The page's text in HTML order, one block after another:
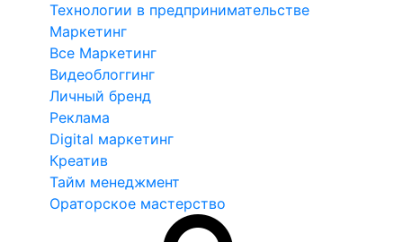
Технологии в предпринимательстве
Маркетинг
Все Маркетинг
Видеоблоггинг
Личный бренд
Реклама
Digital маркетинг
Креатив
Тайм менеджмент
Ораторское мастерство